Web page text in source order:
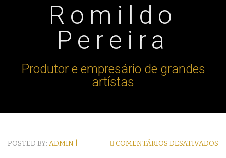
Romildo
Pereira
Produtor e empresário de grandes
artístas
POSTED BY: ADMIN | COMENTÁRIOS DESATIVADOS